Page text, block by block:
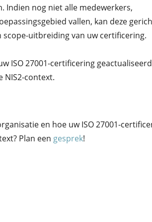
Indien nog niet alle medewerkers,
vallen, kan deze
uitbreiding van uw certificering.
ISO 27001-certificering
NIS2-context.
en hoe uw ISO 27001-
Plan een gesprek!